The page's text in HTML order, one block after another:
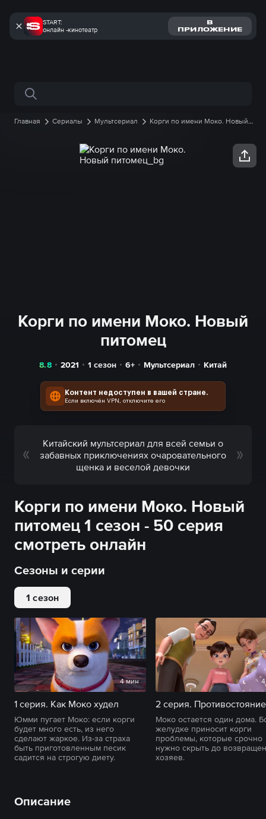
START:
онлайн -кинотеатр
В
ПРИЛОЖЕНИЕ
Поиск по сайту
Главная Сериалы Мультсериал
Корги по имени Моко. Новый
Корги по имени Моко. Новый
питомец
8.8 2021 1 сезон 6+ Мультсериал Китай
Контент недоступен в вашей стране.
Если включён VPN, отключите его
Китайский мультсериал для всей семьи о
забавных приключениях очаровательного
щенка и веселой девочки
Корги по имени Моко. Новый
питомец 1 сезон - 50 серия
смотреть онлайн
Сезоны и серии
1 сезон
4 мин
1 серия. Как Моко худел
Юмми пугает Моко: если корги
будет много есть, из него
сделают жаркое. Из-за страха
быть приготовленным песик
садится на строгую диету.
2 серия. Противостояние
Моко остается один дома.
желудке приносит корги
проблемы, которые срочно
нужно скрыть до
хозяев.
Описание